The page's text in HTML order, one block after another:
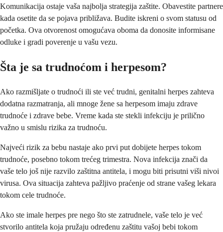
Komunikacija ostaje vaša najbolja strategija zaštite. Obavestite partnere
kada osetite da se pojava približava. Budite iskreni o svom statusu od
početka. Ova otvorenost omogućava oboma da donosite informisane
odluke i gradi poverenje u vašu vezu.
Šta je sa trudnoćom i herpesom?
Ako razmišljate o trudnoći ili ste već trudni, genitalni herpes zahteva
dodatna razmatranja, ali mnoge žene sa herpesom imaju zdrave
trudnoće i zdrave bebe. Vreme kada ste stekli infekciju je prilično
važno u smislu rizika za trudnoću.
Najveći rizik za bebu nastaje ako prvi put dobijete herpes tokom
trudnoće, posebno tokom trećeg trimestra. Nova infekcija znači da
vaše telo još nije razvilo zaštitna antitela, i mogu biti prisutni viši nivoi
virusa. Ova situacija zahteva pažljivo praćenje od strane vašeg lekara
tokom cele trudnoće.
Ako ste imale herpes pre nego što ste zatrudnele, vaše telo je već
stvorilo antitela koja pružaju određenu zaštitu vašoj bebi tokom